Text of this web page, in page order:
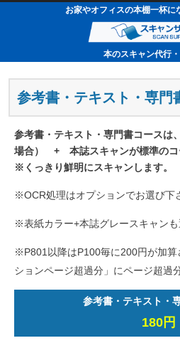
お家やオフィスの本棚一杯に
本のスキャン代行
参考書・テキスト・専門
参考書・テキスト・専門書コースは
場合） + 本誌スキャンが標準のコ
※くっきり鮮明にスキャンします。
※OCR処理はオプションでお選び下
※表紙カラー+本誌グレースキャンも
※P801以降はP100毎に200円が加
ションページ超過分」にページ超過
参考書・テキスト・
180円